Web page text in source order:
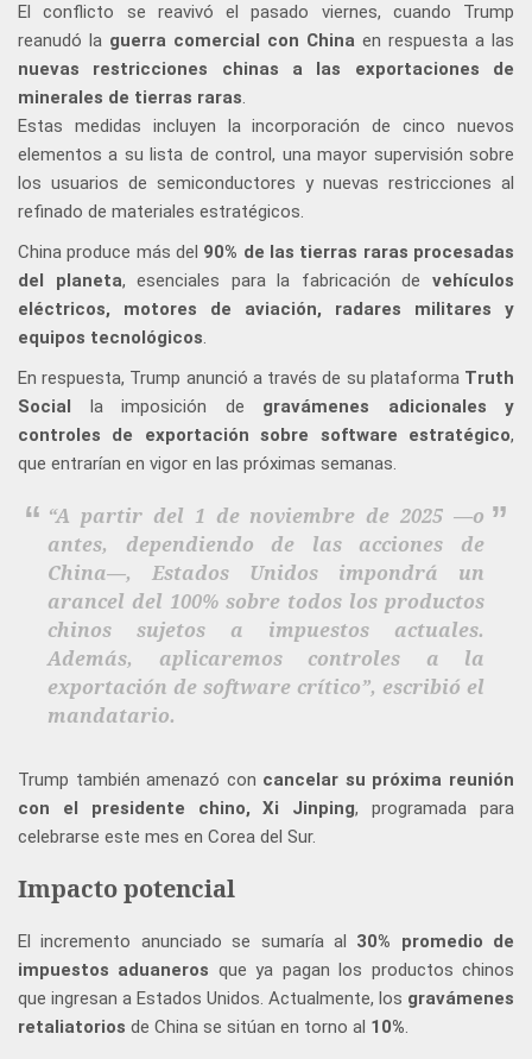
El conflicto se reavivó el pasado viernes, cuando Trump
reanudó la guerra comercial con China en respuesta a las
nuevas restricciones chinas a las exportaciones de
minerales de tierras raras.
Estas medidas incluyen la incorporación de cinco nuevos
elementos a su lista de control, una mayor supervisión sobre
los usuarios de semiconductores y nuevas restricciones al
refinado de materiales estratégicos.
China produce más del 90% de las tierras raras procesadas
del planeta, esenciales para la fabricación devehículos
eléctricos, motores de aviación, radares militares y
equipos tecnológicos.
En respuesta, Trump anunció a través de su plataforma Truth
Social
la imposición de gravámenes adicionales y
controles de exportación sobre software estratégico,
que entrarían en vigor en las próximas semanas.
“A partir del 1 de noviembre de 2025 —o
antes, dependiendo de las acciones de
China—, Estados Unidos impondrá un
arancel del 100% sobre todos los productos
chinos sujetos a impuestos actuales.
Además, aplicaremos controles a la
exportación de software crítico”, escribió el
mandatario.
Trump también amenazó con cancelar su próxima reunión
con el presidente chino, Xi Jinping, programada para
celebrarse este mes en Corea del Sur.
Impacto potencial
El incremento anunciado se sumaría al 30% promedio de
impuestos aduaneros que ya pagan los productos chinos
que ingresan a Estados Unidos. Actualmente, los gravámenes
retaliatorios de China se sitúan en torno al 10%.